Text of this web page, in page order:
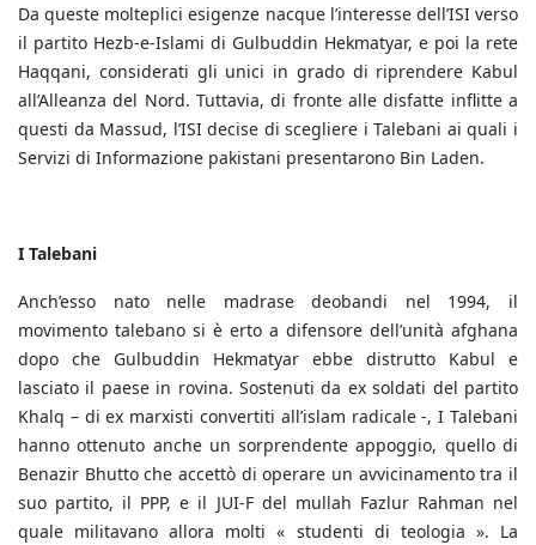
Da queste molteplici esigenze nacque l’interesse dell’ISI verso
il partito Hezb-e-Islami di Gulbuddin Hekmatyar, e poi la rete
Haqqani, considerati gli unici in grado di riprendere Kabul
all’Alleanza del Nord. Tuttavia, di fronte alle disfatte inflitte a
questi da Massud, l’ISI decise di scegliere i Talebani ai quali i
Servizi di Informazione pakistani presentarono Bin Laden.
I Talebani
Anch’esso nato nelle madrase deobandi nel 1994, il
movimento talebano si è erto a difensore dell’unità afghana
dopo che Gulbuddin Hekmatyar ebbe distrutto Kabul e
lasciato il paese in rovina. Sostenuti da ex soldati del partito
Khalq – di ex marxisti convertiti all’islam radicale -, I Talebani
hanno ottenuto anche un sorprendente appoggio, quello di
Benazir Bhutto che accettò di operare un avvicinamento tra il
suo partito, il PPP, e il JUI-F del mullah Fazlur Rahman nel
quale militavano allora molti « studenti di teologia ». La